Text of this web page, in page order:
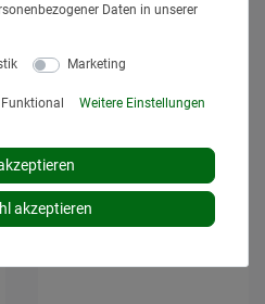
In den
*inkl. MwSt.zzgl.Versand
Daten in unserer
Marketing
Funktional Weitere Einstellungen
akzeptieren